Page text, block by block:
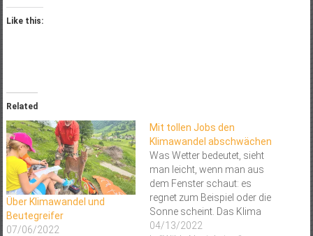
Like this:
Related
Über Klimawandel und
Beutegreifer
07/06/2022
Mit tollen Jobs den
Klimawandel abschwächen
Was Wetter bedeutet, sieht
man leicht, wenn man aus
dem Fenster schaut: es
regnet zum Beispiel oder die
Sonne scheint. Das Klima
hingegen ist das Wetter über
04/13/2022